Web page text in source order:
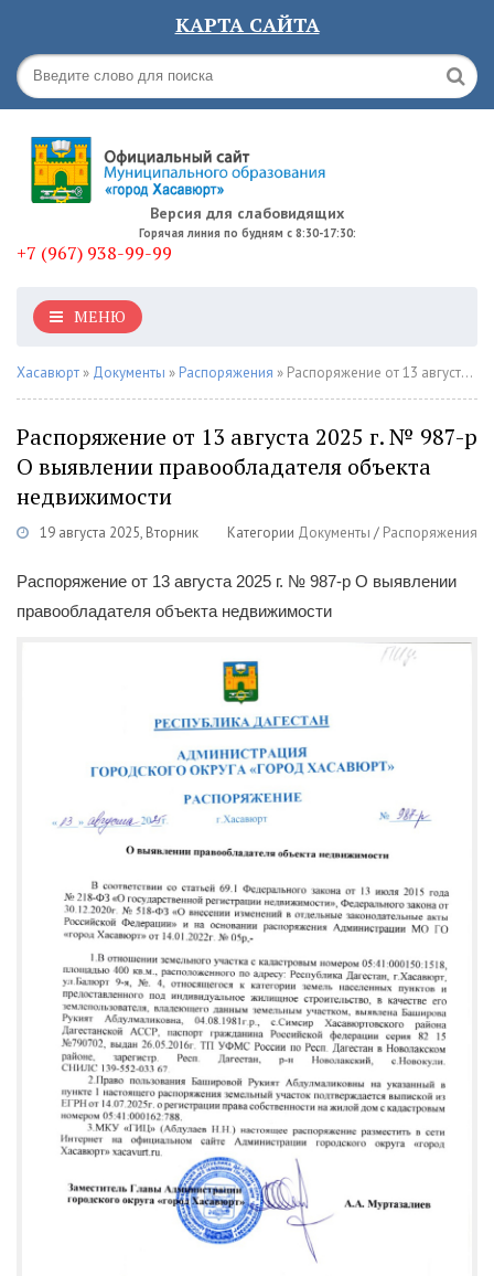
КАРТА САЙТА
Версия для слабовидящих
Горячая линия по будням с 8:30-17:30:
+7 (967) 938-99-99
МЕНЮ
Хасавюрт » Документы » Распоряжения » Распоряжение от 13 августа 2025 г. № 987-р О выявлении правообладателя объекта недвижимости
Распоряжение от 13 августа 2025 г. № 987-р
О выявлении правообладателя объекта
недвижимости
19 августа 2025, Вторник Категории Документы / Распоряжения
Распоряжение от 13 августа 2025 г. № 987-р О выявлении
правообладателя объекта недвижимости